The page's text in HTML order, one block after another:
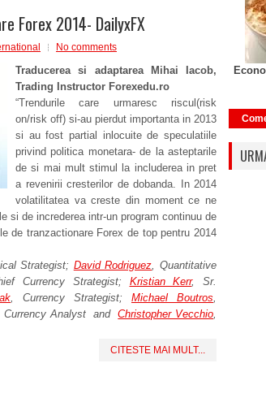
Forex 2014- DailyxFX
No comments
Traducerea si adaptarea Mihai Iacob,
Trading Instructor Forexedu.ro
“Trendurile care urmaresc riscul(risk
on/risk off) si-au pierdut importanta in 2013
si au fost partial inlocuite de speculatiile
privind politica monetara- de la asteptarile
de si mai mult stimul la includerea in pret
a revenirii cresterilor de dobanda. In 2014
volatilitatea va creste din moment ce ne
si de increderea intr-un program continuu de
de tranzactionare Forex de top pentru 2014
Strategist; David Rodriguez, Quantitative
Currency Strategist; Kristian Kerr, Sr.
, Currency Strategist; Michael Boutros,
Currency Analyst and Christopher Vecchio,
CITESTE MAI MULT...